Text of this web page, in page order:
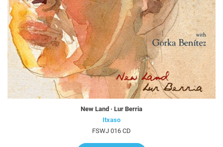
New Land · Lur Berria
Itxaso
FSWJ 016 CD